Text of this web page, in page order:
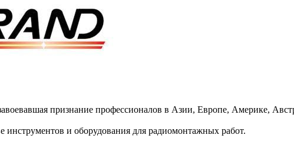
признание профессионалов в Азии, Европе, Америке,
инструментов и оборудования для радиомонтажных работ.